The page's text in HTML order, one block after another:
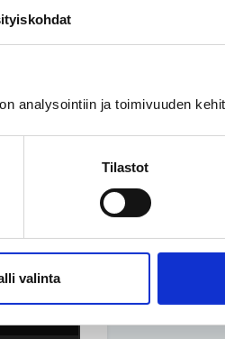
analysointiin ja toimivuuden
Tilastot
valinta
3.
sekä